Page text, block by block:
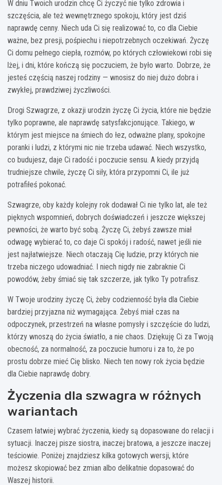
W dniu Twoich urodzin chcę Ci życzyć nie tylko zdrowia i
szczęścia, ale też wewnętrznego spokoju, który jest dziś
naprawdę cenny. Niech uda Ci się realizować to, co dla Ciebie
ważne, bez presji, pośpiechu i niepotrzebnych oczekiwań. Życzę
Ci domu pełnego ciepła, rozmów, po których człowiekowi robi się
lżej, i dni, które kończą się poczuciem, że było warto. Dobrze, że
jesteś częścią naszej rodziny — wnosisz do niej dużo dobra i
zwykłej, prawdziwej życzliwości.
Drogi Szwagrze, z okazji urodzin życzę Ci życia, które nie będzie
tylko poprawne, ale naprawdę satysfakcjonujące. Takiego, w
którym jest miejsce na śmiech do łez, odważne plany, spokojne
poranki i ludzi, z którymi nic nie trzeba udawać. Niech wszystko,
co budujesz, daje Ci radość i poczucie sensu. A kiedy przyjdą
trudniejsze chwile, życzę Ci siły, która przypomni Ci, ile już
potrafiłeś pokonać.
Szwagrze, oby każdy kolejny rok dodawał Ci nie tylko lat, ale też
pięknych wspomnień, dobrych doświadczeń i jeszcze większej
pewności, że warto być sobą. Życzę Ci, żebyś zawsze miał
odwagę wybierać to, co daje Ci spokój i radość, nawet jeśli nie
jest najłatwiejsze. Niech otaczają Cię ludzie, przy których nie
trzeba niczego udowadniać. I niech nigdy nie zabraknie Ci
powodów, żeby śmiać się tak szczerze, jak tylko Ty potrafisz.
W Twoje urodziny życzę Ci, żeby codzienność była dla Ciebie
bardziej przyjazna niż wymagająca. Żebyś miał czas na
odpoczynek, przestrzeń na własne pomysły i szczęście do ludzi,
którzy wnoszą do życia światło, a nie chaos. Dziękuję Ci za Twoją
obecność, za normalność, za poczucie humoru i za to, że po
prostu dobrze mieć Cię blisko. Niech ten nowy rok życia będzie
dla Ciebie naprawdę dobry.
Życzenia dla szwagra w różnych
wariantach
Czasem łatwiej wybrać życzenia, kiedy są dopasowane do relacji i
sytuacji. Inaczej pisze siostra, inaczej bratowa, a jeszcze inaczej
teściowie. Poniżej znajdziesz kilka gotowych wersji, które
możesz skopiować bez zmian albo delikatnie dopasować do
Waszej historii.